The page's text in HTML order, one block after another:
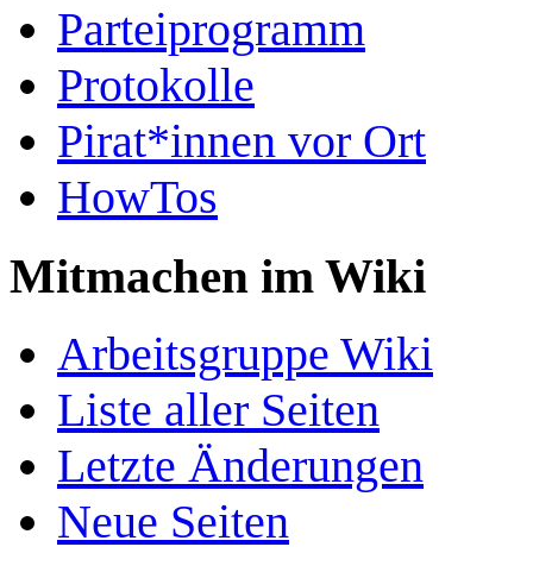
Parteiprogramm
Protokolle
Pirat*innen vor Ort
HowTos
Mitmachen im Wiki
Arbeitsgruppe Wiki
Liste aller Seiten
Letzte Änderungen
Neue Seiten